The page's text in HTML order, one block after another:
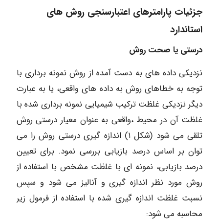
جزئیات پارامترهای اعتبارسنجی روش های
استاندارد
درستی یا صحت روش
نزدیکی داده های به دست آمده از روش نمونه برداری با
توجه به خطاهای روش به داده های واقعی، یا به عبارت
دیگر نزدیکی غلظت ترکیب شیمیایی نمونه برداری شده با
غلظت آن در محیط ،واقعی به عنوان معیار درستی روش
تلقی می شود (شکل ۱) اندازه گیری درستی روش را می
توان بر اساس درصد بازیابی بررسی نمود. برای تعیین
درصد بازیابی، نمونه ای با غلظت مشخص با استفاده از
روش مورد نظر اندازه گیری و آنالیز می شود و سپس
نسبت غلظت اندازه گیری شده با استفاده از فرمول زیر
محاسبه می شود: